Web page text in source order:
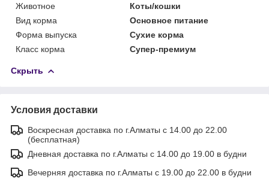
Животное
Коты/кошки
Вид корма
Основное питание
Форма выпуска
Сухие корма
Класс корма
Супер-премиум
Скрыть
Условия доставки
Воскресная доставка по г.Алматы с 14.00 до 22.00
(бесплатная)
Дневная доставка по г.Алматы с 14.00 до 19.00 в будни
Вечерняя доставка по г.Алматы с 19.00 до 22.00 в будни